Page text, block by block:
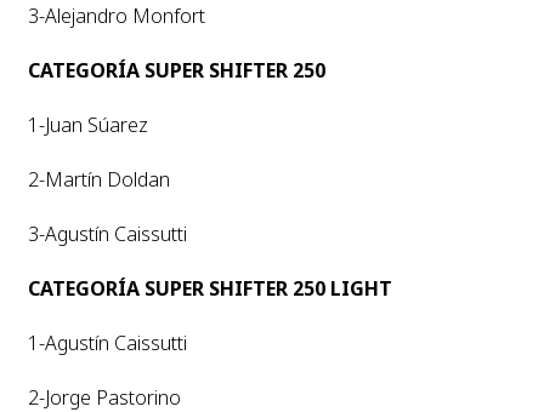
3-Alejandro Monfort
CATEGORÍA SUPER SHIFTER 250
1-Juan Súarez
2-Martín Doldan
3-Agustín Caissutti
CATEGORÍA SUPER SHIFTER 250 LIGHT
1-Agustín Caissutti
2-Jorge Pastorino